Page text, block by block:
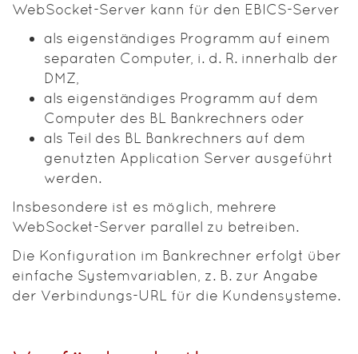
WebSocket-Server kann für den EBICS-Server
als eigenständiges Programm auf einem
separaten Computer, i. d. R. innerhalb der
DMZ,
als eigenständiges Programm auf dem
Computer des BL Bankrechners oder
als Teil des BL Bankrechners auf dem
genutzten Application Server ausgeführt
werden.
Insbesondere ist es möglich, mehrere
WebSocket-Server parallel zu betreiben.
Die Konfiguration im Bankrechner erfolgt über
einfache Systemvariablen, z. B. zur Angabe
der Verbindungs-URL für die Kundensysteme.